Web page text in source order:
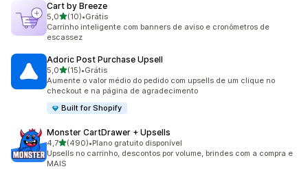
Cart by Breeze
5,0de 5 estrelas
(10)
10 avaliações ao todo
•Grátis
Carrinho inteligente com banners de aviso e cronômetros de
escassez
Adoric Post Purchase Upsell
5,0de 5 estrelas
(15)
15 avaliações ao todo
•Grátis
Aumente o valor médio do pedido com upsells de um clique no
checkout e na página de agradecimento
Built for Shopify
Monster CartDrawer + Upsells
4,7de 5 estrelas
(490)
490 avaliações ao todo
•Plano gratuito disponível
Upsells no carrinho, descontos por volume, brindes com a compra e
MAIS